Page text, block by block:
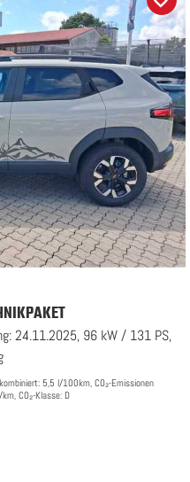
24.11.2025, 96 kW / 131 PS,
5,5 l/100km, CO₂-Emissionen
CO₂-Klasse: D